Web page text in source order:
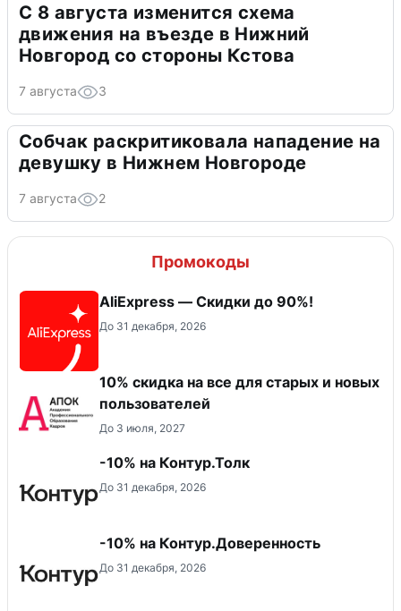
С 8 августа изменится схема
движения на въезде в Нижний
Новгород со стороны Кстова
7 августа 3
Собчак раскритиковала нападение на
девушку в Нижнем Новгороде
7 августа 2
Промокоды
AliExpress — Скидки до 90%!
До 31 декабря, 2026
10% скидка на все для старых и новых
пользователей
До 3 июля, 2027
-10% на Контур.Толк
До 31 декабря, 2026
-10% на Контур.Доверенность
До 31 декабря, 2026